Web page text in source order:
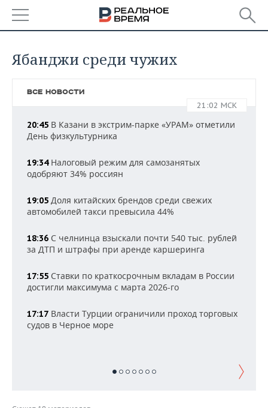
БАШКОРТОСТАН
ТАТАРСТАН
УДМУРТИЯ
НОВОСТИ
НОВОСТИ АНАЛИТИКИ
КОРОЛИ ГОСЗАКАЗА ПФО
ВУЗЫ ТАТАРСТАНА
КОМУ ПРИНАДЛЕЖАТ
ТОРГОВЫЕ ЦЕНТРЫ
ТАТАРСТАНА
ЭКОНОМИКА
ФИНАНСЫ
БАНКИ
БЮДЖЕТ
НОВОСТИ
АГРОПРОМ
МАШИНОСТРОЕНИЕ
НЕФТЕХИМИЯ
ОПК
НЕДВИЖИМОСТЬ
НОВОСТИ НЕДВИЖИМОСТИ
АВТО
НОВОСТИ АВТО
БИЗНЕС
РОЗНИЧНАЯ ТОРГОВЛЯ
ТРАНСПОРТ
НОВОСТИ ТЕХНОЛОГИЙ
ТЕЛЕКОММУНИКАЦИИ
МЕРОПРИЯТИЯ
НОВОСТИ МЕРОПРИЯТИЙ
СПОРТ
НОВОСТИ ОБЩЕСТВА
Ябанджи среди чужих
ВСЕ НОВОСТИ
21:02 МСК
20:45 В Казани в экстрим-парке «УРАМ» отметили
День физкультурника
19:34Налоговый режим для самозанятых
одобряют 34% россиян
19:05 Доля китайских брендов среди свежих
автомобилей такси превысила 44%
18:36 С челнинца взыскали почти 540 тыс. рублей
за ДТП и штрафы при аренде каршеринга
17:55 Ставки по краткосрочным вкладам в России
достигли максимума с марта 2026-го
17:17 Власти Турции ограничили проход торговых
судов в Черное море